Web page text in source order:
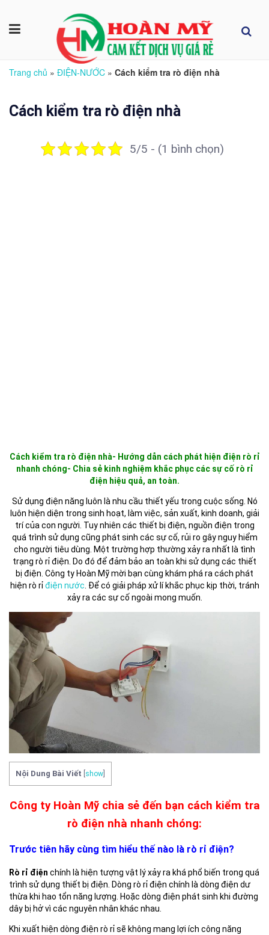
Trang chủ » ĐIỆN-NƯỚC » Cách kiểm tra rò điện nhà
Cách kiểm tra rò điện nhà
5/5 - (1 bình chọn)
Cách kiểm tra rò điện nhà- Hướng dẫn cách phát hiện điện rò rỉ
nhanh chóng- Chia sẻ kinh nghiệm khắc phục các sự cố rò rỉ
điện hiệu quả, an toàn.
Sử dụng điện năng luôn là nhu cầu thiết yếu trong cuộc sống. Nó
luôn hiện diện trong sinh hoạt, làm việc, sản xuất, kinh doanh, giải
trí của con người. Tuy nhiên các thiết bị điện, nguồn điện trong
quá trình sử dụng cũng phát sinh các sự cố, rủi ro gây nguy hiểm
cho người tiêu dùng. Một trường hợp thường xảy ra nhất là tình
trạng rò rỉ điện. Do đó để đảm bảo an toàn khi sử dụng các thiết
bị điện. Công ty Hoàn Mỹ mời bạn cùng khám phá ra cách phát
hiện rò rỉđiện nước . Để có giải pháp xử lí khắc phục kịp thời, tránh
xảy ra các sự cố ngoài mong muốn.
Nội Dung Bài Viết show
Công ty Hoàn Mỹ chia sẻ đến bạn cách kiểm tra
rò điện nhà nhanh chóng:
Trước tiên hãy cùng tìm hiểu thế nào là rò rỉ điện?
Rò rỉ điện chính là hiện tượng vật lý xảy ra khá phổ biến trong quá
trình sử dụng thiết bị điện. Dòng rò rỉ điện chính là dòng điện dư
thừa khi hao tổn năng lượng. Hoặc dòng điện phát sinh khi đường
dây bị hở vì các nguyên nhân khác nhau.
Khi xuất hiện dòng điện rò rỉ sẽ không mang lợi ích công năng